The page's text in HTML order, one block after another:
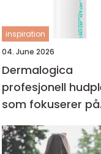
inspiration
04. June 2026
Dermalogica
profesjonell
som fokuserer på
hudhelse